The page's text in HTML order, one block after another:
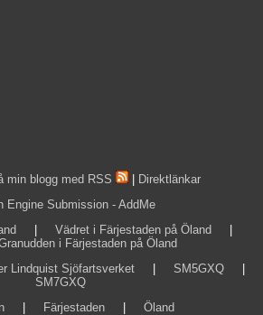
min blogg med RSS
Direktlänkar
Engine Submission - AddMe
Vädret i Färjestaden på Öland
i Färjestaden på Öland
Lindquist Sjöfartsverket SM5GXQ
SM7GXQ
| Färjestaden| Öland